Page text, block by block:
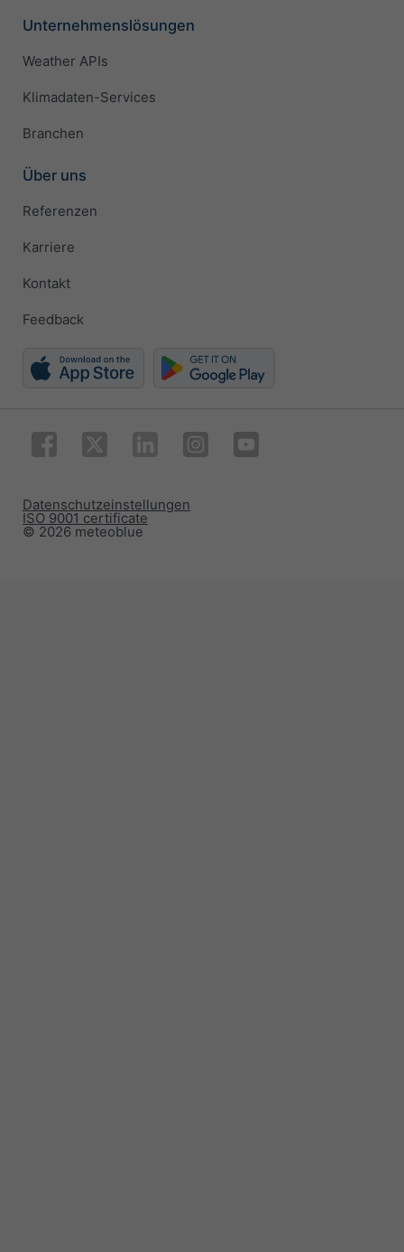
Unternehmenslösungen
Weather APIs
Klimadaten-Services
Branchen
Über uns
Referenzen
Karriere
Kontakt
Feedback
© 2026 meteoblue
ISO 9001 certificate
Datenschutzeinstellungen